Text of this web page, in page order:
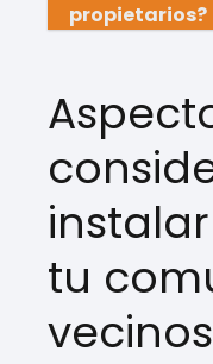
propietarios?
tu
vecinos